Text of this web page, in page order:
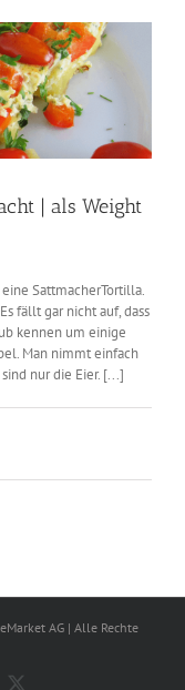
| als Weight
SattmacherTortilla.
fällt gar nicht auf, dass
kennen um einige
Man nimmt einfach
nur die Eier. [...]
AG | Alle Rechte